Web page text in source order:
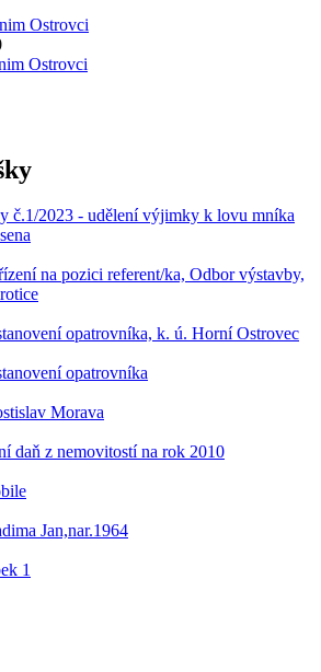
Ostrovci
Ostrovci
č.1/2023 - udělení výjimky k lovu mníka
na pozici referent/ka, Odbor výstavby,
opatrovníka, k. ú. Horní Ostrovec
opatrovníka
Morava
daň z nemovitostí na rok 2010
Jan,nar.1964
1